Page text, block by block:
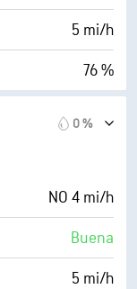
30000 ft
5 mi/h
76 %
80 %
10 mi
30000 ft
0 %
NO 4 mi/h
Buena
5 mi/h